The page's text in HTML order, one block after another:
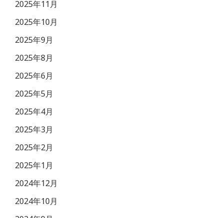
2025年11月
2025年10月
2025年9月
2025年8月
2025年6月
2025年5月
2025年4月
2025年3月
2025年2月
2025年1月
2024年12月
2024年10月